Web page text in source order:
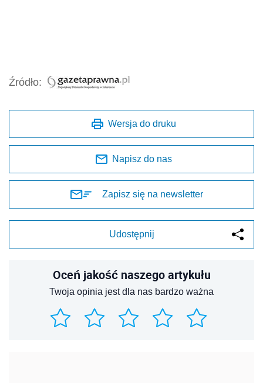
Źródło:
Wersja do druku
Napisz do nas
Zapisz się na newsletter
Udostępnij
Oceń jakość naszego artykułu
Twoja opinia jest dla nas bardzo ważna